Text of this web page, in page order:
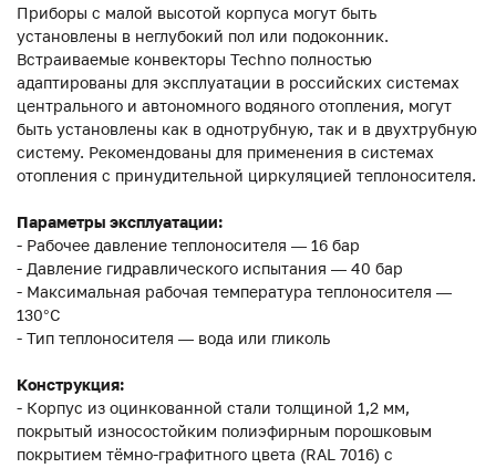
Приборы с малой высотой корпуса могут быть
установлены в неглубокий пол или подоконник.
Встраиваемые конвекторы Techno полностью
адаптированы для эксплуатации в российских системах
центрального и автономного водяного отопления, могут
быть установлены как в однотрубную, так и в двухтрубную
систему. Рекомендованы для применения в системах
отопления с принудительной циркуляцией теплоносителя.
Параметры эксплуатации:
- Рабочее давление теплоносителя — 16 бар
- Давление гидравлического испытания — 40 бар
- Максимальная рабочая температура теплоносителя —
130°С
- Тип теплоносителя — вода или гликоль
Конструкция:
- Корпус из оцинкованной стали толщиной 1,2 мм,
покрытый износостойким полиэфирным порошковым
покрытием тёмно-графитного цвета (RAL 7016) с